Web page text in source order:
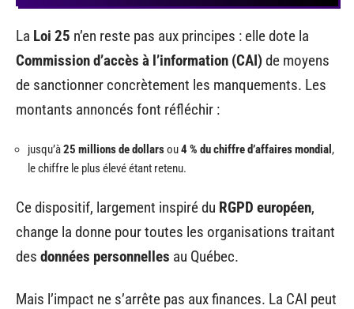
La Loi 25 n’en reste pas aux principes : elle dote la
Commission d’accès à l’information (CAI)de moyens
de sanctionner concrètement les manquements. Les
montants annoncés font réfléchir :
jusqu’à25 millions de dollarsou4 % du chiffre d’affaires mondial ,
le chiffre le plus élevé étant retenu.
Ce dispositif, largement inspiré du RGPD européen,
change la donne pour toutes les organisations traitant
des données personnelles au Québec.
Mais l’impact ne s’arrête pas aux finances. La CAI peut